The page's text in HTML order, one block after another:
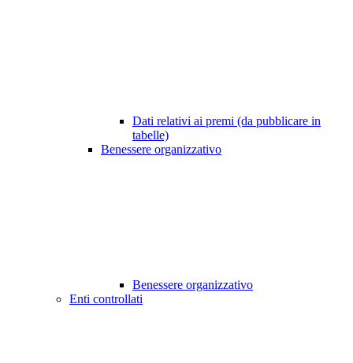
Dati relativi ai premi (da pubblicare in
tabelle)
Benessere organizzativo
Benessere organizzativo
Enti controllati